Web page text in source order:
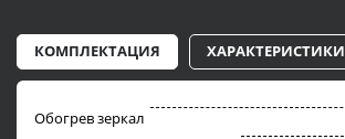
КОМПЛЕКТАЦИЯ ХАРАКТЕРИСТИКИ
Обогрев зеркал